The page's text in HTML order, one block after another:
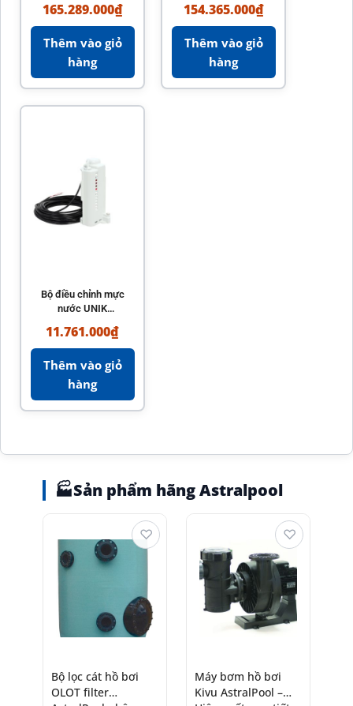
nhập khẩu Tây Ban
Nha
165.289.000₫
Thêm vào giỏ
hàng
tiện lợi
154.365.000₫
Thêm vào giỏ
hàng
Bộ điều chỉnh mực
nước UNIK
bị đài phun nước
hồ bơi
11.761.000₫
Thêm vào giỏ
hàng
🏭Sản phẩm hãng Astralpool
Bộ lọc cát hồ bơi
OLOT filter
♡
Máy bơm hồ bơi
Kivu AstralPool –
♡